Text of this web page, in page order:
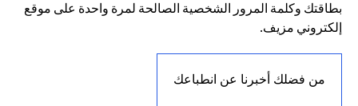
بطاقتك وكلمة المرور الشخصية الصالحة لمرة واحدة على موقع
إلكتروني مزيف.
من فضلك أخبرنا عن انطباعك